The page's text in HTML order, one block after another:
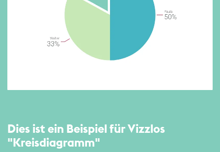
Dies ist ein Beispiel für Vizzlos
"Kreis­diagramm"